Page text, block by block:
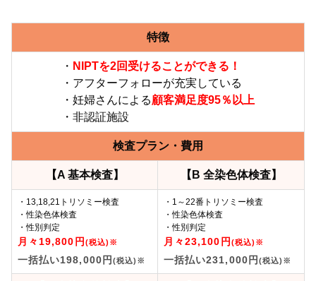
特徴
・ NIPTを2回受けることができる！
・アフターフォローが充実している
・妊婦さんによる顧客満足度95％以上
・非認証施設
検査プラン・費用
【A 基本検査】 【B 全染色体検査】
・13,18,21トリソミー検査
・性染色体検査
・性別判定
月々19,800円 (税込)※
一括払い198,000円 (税込)※
・1～22番トリソミー検査
・性染色体検査
・性別判定
月々23,100円 (税込)※
一括払い231,000円 (税込)※